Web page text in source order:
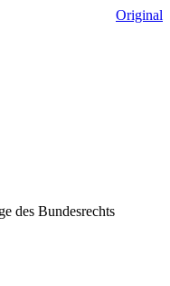
Original
des Bundesrechts